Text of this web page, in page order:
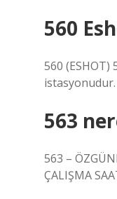
560
560 (ESHOT)
563
563 –
ÇALIŞMA